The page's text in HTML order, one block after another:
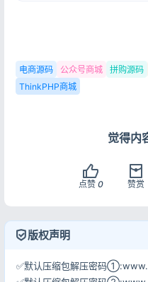
电商源码 公众号商城 拼购源码
ThinkPHP商城
觉得内
点赞 0 赞赏
版权声明
✅默认压缩包解压密码